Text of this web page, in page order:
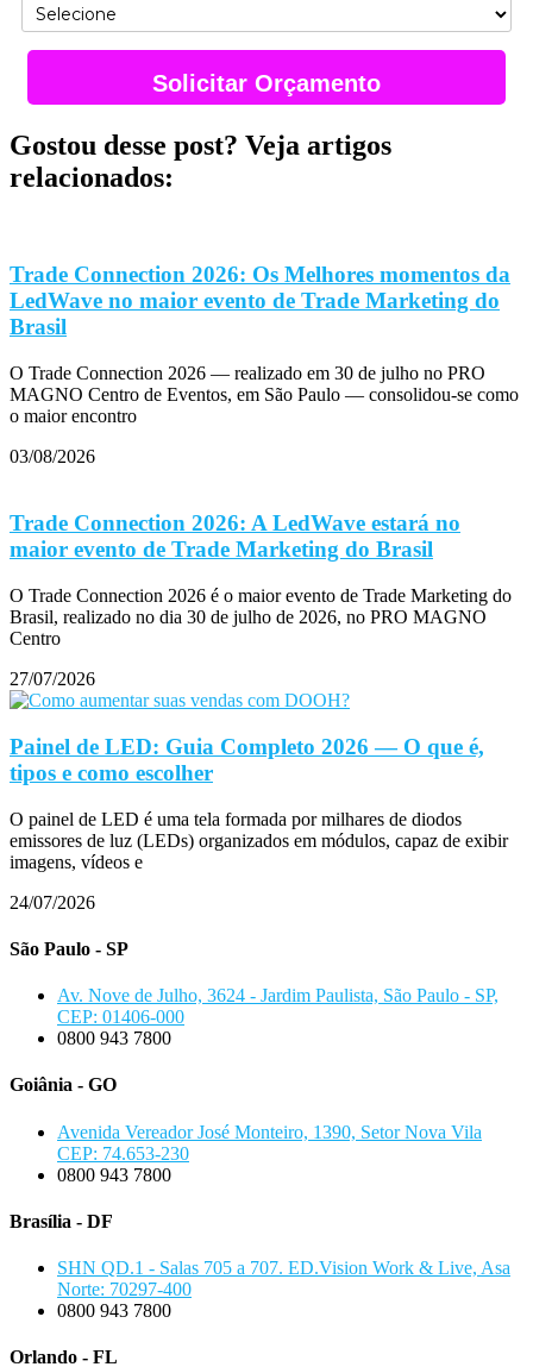
Solicitar Orçamento
Gostou desse post? Veja artigos
relacionados:
Trade Connection 2026: Os Melhores momentos da
LedWave no maior evento de Trade Marketing do
Brasil
O Trade Connection 2026 — realizado em 30 de julho no PRO
MAGNO Centro de Eventos, em São Paulo — consolidou-se como
o maior encontro
03/08/2026
Trade Connection 2026: A LedWave estará no
maior evento de Trade Marketing do Brasil
O Trade Connection 2026 é o maior evento de Trade Marketing do
Brasil, realizado no dia 30 de julho de 2026, no PRO MAGNO
Centro
27/07/2026
Painel de LED: Guia Completo 2026 — O que é,
tipos e como escolher
O painel de LED é uma tela formada por milhares de diodos
emissores de luz (LEDs) organizados em módulos, capaz de exibir
imagens, vídeos e
24/07/2026
São Paulo - SP
Av. Nove de Julho, 3624 - Jardim Paulista, São Paulo - SP,
CEP: 01406-000
0800 943 7800
Goiânia - GO
Avenida Vereador José Monteiro, 1390, Setor Nova Vila
CEP: 74.653-230
0800 943 7800
Brasília - DF
SHN QD.1 - Salas 705 a 707. ED.Vision Work & Live, Asa
Norte: 70297-400
0800 943 7800
Orlando - FL